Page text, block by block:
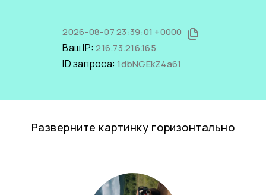
2026-08-07 23:39:01 +0000
Ваш IP:216.73.216.165
ID запроса:1dbNGEkZ4a61
Разверните картинку горизонтально